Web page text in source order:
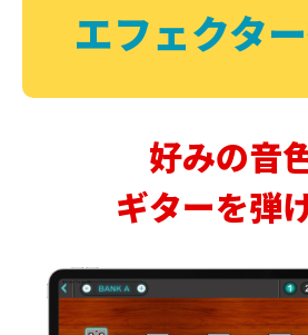
エフェクタ
好みの音
ギターを弾